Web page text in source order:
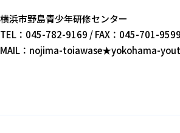
横浜市野島青少年研修センター
TEL：045-782-9169 / FAX：045-701-9599
MAIL：nojima-toiawase★yokohama-